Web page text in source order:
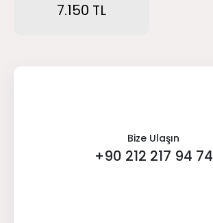
7.150 TL
Bize Ulaşın
+90 212 217 94 74